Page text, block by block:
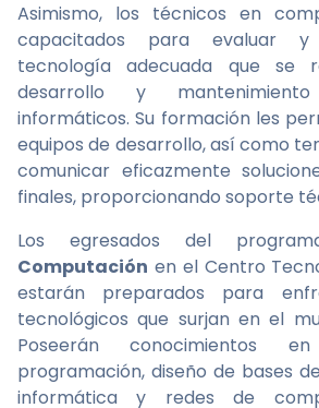
Asimismo, los técnicos en
capacitados para evaluar
tecnología adecuada que se
desarrollo y
informáticos. Su formación les
equipos de desarrollo, así como
comunicar eficazmente
finales, proporcionando soporte
Los egresados del
Computación en el Centro
estarán preparados para
tecnológicos que surjan en el
Poseerán conocimientos
programación, diseño de bases
informática y redes de